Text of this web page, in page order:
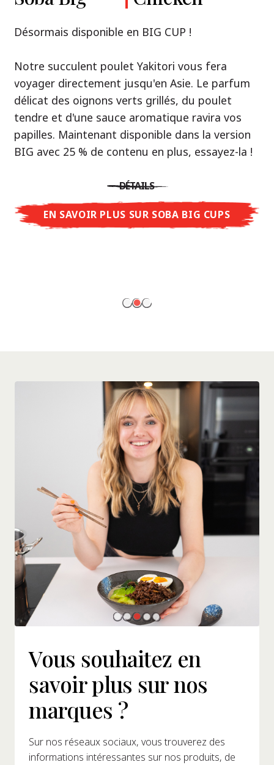
Trois univers de saveurs, un seul objectif : le
vrai ramen de niveau restaurant – sans le
restaurant.
Avec Nissin Ramen Premium, découvrez le
plaisir du ramen japonais comme jamais
Yuzu, épicé et relevé avec Spicy Miso, ou
crémeux et gourmand avec Tonkotsu. Le goût
authentique du restaurant – à savourer chez
Désormais disponible en BIG CUP !
Notre succulent poulet Yakitori vous fera
voyager directement jusqu'en Asie. Le parfum
délicat des oignons verts grillés, du poulet
tendre et d'une sauce aromatique ravira vos
papilles. Maintenant disponible dans la version
BIG avec 25 % de contenu en plus, essayez-la !
DÉTAILS
EN SAVOIR PLUS SUR SOBA BIG CUPS
Notre recommandation: découvrez le goût de
Ramen !
Une soupe ramen qui, comme la cuisine
thaïlandaise elle-même, est synonyme
d'équilibre parfait et d'harmonie gustative.
La saveur de poulet caramélisé combinée aux
expérience gustative asiatique authentique.
DÉTAILS
Vous souhaitez en
savoir plus sur nos
marques ?
Sur nos réseaux sociaux, vous trouverez des
informations intéressantes sur nos produits, de